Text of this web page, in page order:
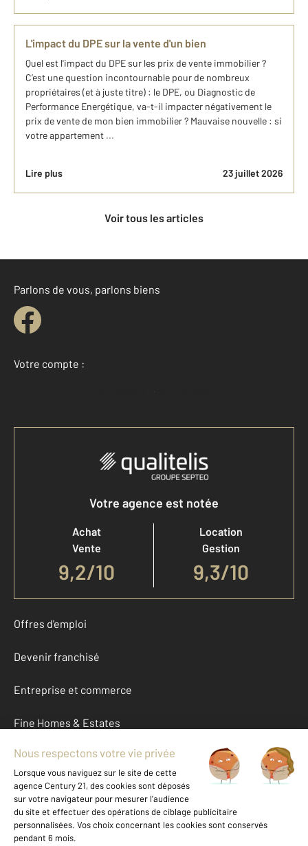
L'impact du DPE sur la vente d'un bien
Quel est l'impact du DPE sur les prix de vente immobilier ?
C’est une question incontournable pour de nombreux
propriétaires (et à juste titre) : le DPE, ou Diagnostic de
Performance Energétique, va-t-il impacter négativement le
prix de vente de mon bien immobilier ? Mauvaise nouvelle : si
votre appartement ...
Lire plus 23 juillet 2026
Voir tous les articles
Parlons de vous, parlons biens
Votre compte :
Accéder à mon compte
Votre agence est notée
Achat
Vente
9,2/10
Location
Gestion
9,3/10
Offres d'emploi
Devenir franchisé
Entreprise et commerce
Fine Homes & Estates
À propos
International
Nous contacter